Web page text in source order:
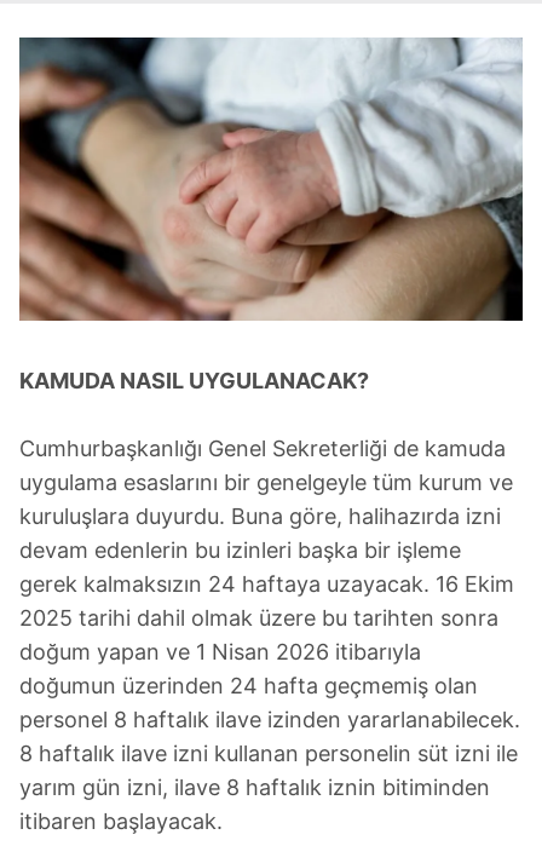
KAMUDA NASIL UYGULANACAK?
Cumhurbaşkanlığı Genel Sekreterliği de kamuda
uygulama esaslarını bir genelgeyle tüm kurum ve
kuruluşlara duyurdu. Buna göre, halihazırda izni
devam edenlerin bu izinleri başka bir işleme
gerek kalmaksızın 24 haftaya uzayacak. 16 Ekim
2025 tarihi dahil olmak üzere bu tarihten sonra
doğum yapan ve 1 Nisan 2026 itibarıyla
doğumun üzerinden 24 hafta geçmemiş olan
personel 8 haftalık ilave izinden yararlanabilecek.
8 haftalık ilave izni kullanan personelin süt izni ile
yarım gün izni, ilave 8 haftalık iznin bitiminden
itibaren başlayacak.